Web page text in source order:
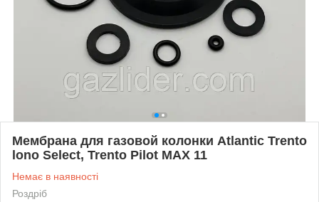
Мембрана для газовой колонки Atlantic Trento
lono Select, Trento Pilot MAX 11
Немає в наявності
Роздріб